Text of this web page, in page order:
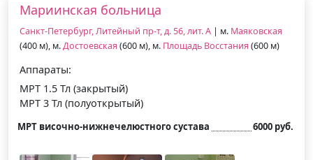
Мариинская больница
Санкт-Петербург, Литейный пр-т, д. 56, лит. А | м. Маяковская
(400 м), м.Достоевская (600 м), м. Площадь Восстания (600 м)
Аппараты:
МРТ 1.5 Тл (закрытый)
МРТ 3 Тл (полуоткрытый)
МРТ височно-нижнечелюстного сустава 6000 руб.